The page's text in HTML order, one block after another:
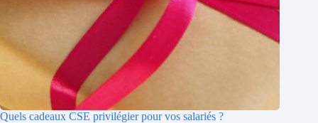
Quels cadeaux CSE privilégier pour vos salariés ?